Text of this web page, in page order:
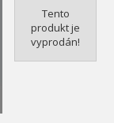
Tento
produkt je
vyprodán!